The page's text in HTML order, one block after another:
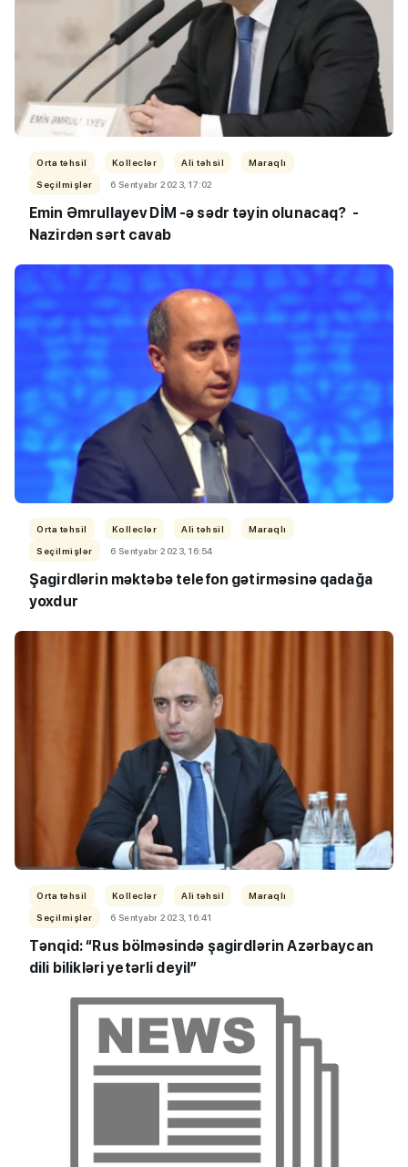
Orta təhsil Kolleclər Ali təhsil
Maraqlı
Seçilmişlər
6 Sentyabr 2023, 17:02
Emin Əmrullayev DİM -ə sədr təyin olunacaq? -
Nazirdən sərt cavab
Orta təhsil Kolleclər Ali təhsil
Maraqlı
Seçilmişlər
6 Sentyabr 2023, 16:54
Şagirdlərin məktəbə telefon gətirməsinə qadağa
yoxdur
Orta təhsil Kolleclər Ali təhsil
Maraqlı
Seçilmişlər
6 Sentyabr 2023, 16:41
Tənqid: “Rus bölməsində şagirdlərin Azərbaycan
dili bilikləri yetərli deyil”